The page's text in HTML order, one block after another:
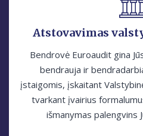
Atstovavimas
Bendrovė Euroаudit gina
bendrauja ir
įstaigomis, įskaitant
tvarkant įvairius
išmanymas palengvins